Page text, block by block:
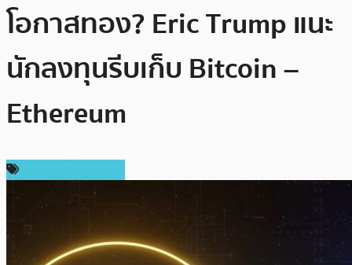
โอกาสทอง? Eric Trump แนะ
นักลงทุนรีบเก็บ Bitcoin –
Ethereum